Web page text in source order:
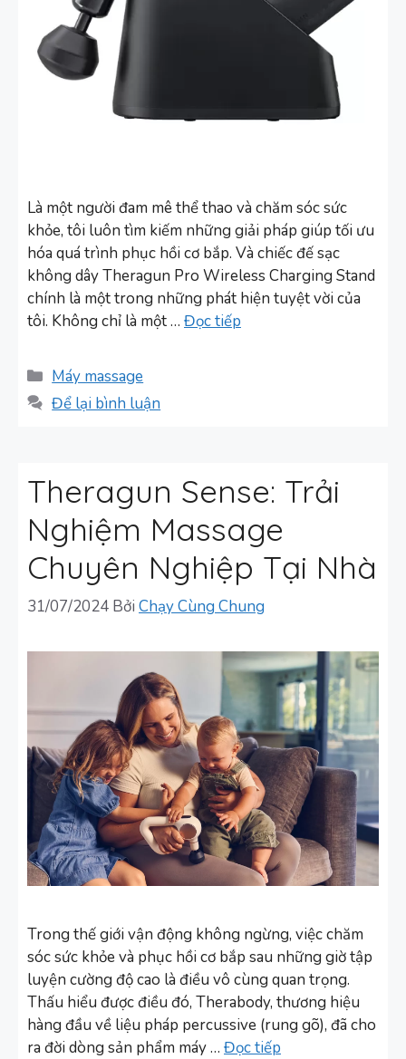
Là một người đam mê thể thao và chăm sóc sức
khỏe, tôi luôn tìm kiếm những giải pháp giúp tối ưu
hóa quá trình phục hồi cơ bắp. Và chiếc đế sạc
không dây Theragun Pro Wireless Charging Stand
chính là một trong những phát hiện tuyệt vời của
tôi. Không chỉ là một … Đọc tiếp
Danh
mục
Máy massage
Để lại bình luận
Theragun Sense: Trải
Nghiệm Massage
Chuyên Nghiệp Tại Nhà
31/07/2024 Bởi Chạy Cùng Chung
Trong thế giới vận động không ngừng, việc chăm
sóc sức khỏe và phục hồi cơ bắp sau những giờ tập
luyện cường độ cao là điều vô cùng quan trọng.
Thấu hiểu được điều đó, Therabody, thương hiệu
hàng đầu về liệu pháp percussive (rung gõ), đã cho
ra đời dòng sản phẩm máy … Đọc tiếp